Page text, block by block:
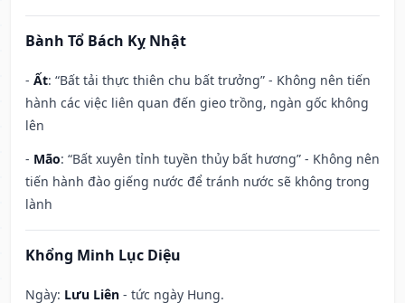
Bành Tổ Bách Kỵ Nhật
- Ất: “Bất tải thực thiên chu bất trưởng” - Không nên tiến
hành các việc liên quan đến gieo trồng, ngàn gốc không
lên
- Mão: “Bất xuyên tỉnh tuyền thủy bất hương” - Không nên
tiến hành đào giếng nước để tránh nước sẽ không trong
lành
Khổng Minh Lục Diệu
Ngày: Lưu Liên - tức ngày Hung.